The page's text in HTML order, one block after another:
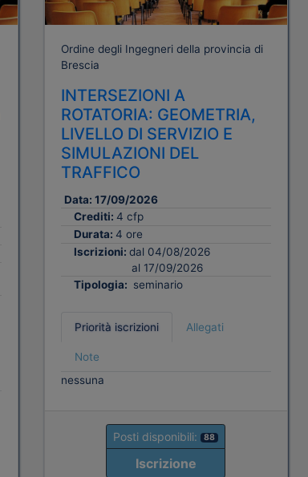
Ordine degli Ingegneri della provincia di
Brescia
INTERSEZIONI A
ROTATORIA: GEOMETRIA,
LIVELLO DI SERVIZIO E
SIMULAZIONI DEL
TRAFFICO
Data: 17/09/2026
Crediti: 4 cfp
Durata: 4 ore
Iscrizioni: dal 04/08/2026
al 17/09/2026
Tipologia: seminario
Priorità iscrizioni Allegati
Note
nessuna
Posti disponibili: 88
Iscrizione